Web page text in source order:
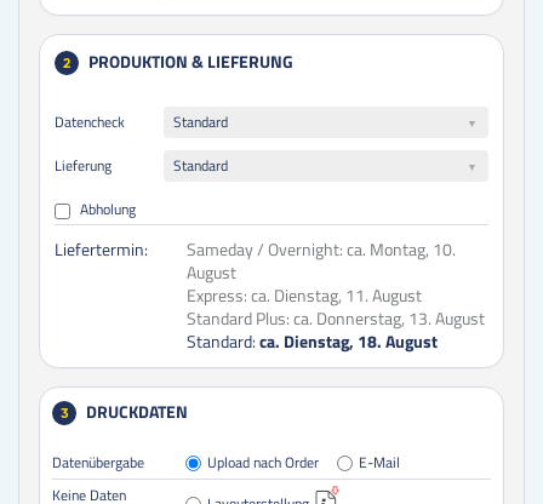
2 PRODUKTION & LIEFERUNG
Datencheck
Standard
Lieferung
Standard
Abholung
Liefertermin: Sameday / Overnight:ca. Montag, 10.
August
Express:ca. Dienstag, 11. August
Standard Plus:ca. Donnerstag, 13. August
Standard:ca. Dienstag, 18. August
3 DRUCKDATEN
Datenübergabe Upload nach Order
E-Mail
Keine Daten